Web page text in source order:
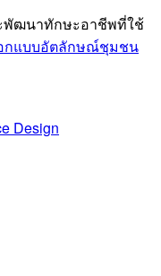
ฒนาทักษะอาชีพที่ใช้
กแบบอัตลักษณ์ชุมชน
Design